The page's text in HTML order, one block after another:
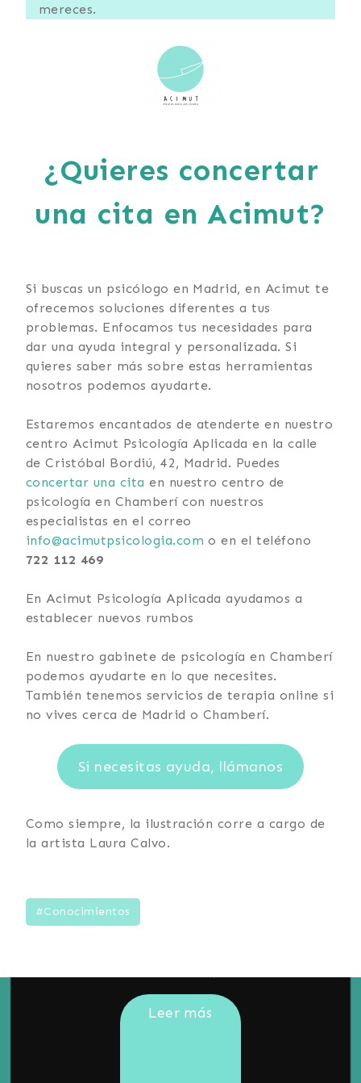
mereces.
¿Quieres concertar
una cita en Acimut?
Si buscas un psicólogo en Madrid, en Acimut te
ofrecemos soluciones diferentes a tus
problemas. Enfocamos tus necesidades para
dar una ayuda integral y personalizada. Si
quieres saber más sobre estas herramientas
nosotros podemos ayudarte.
Estaremos encantados de atenderte en nuestro
centro Acimut Psicología Aplicada en la calle
de Cristóbal Bordiú, 42, Madrid. Puedes
concertar una cita en nuestro centro de
psicología en Chamberí con nuestros
especialistas en el correo
info@acimutpsicologia.com o en el teléfono
722 112 469
En Acimut Psicología Aplicada ayudamos a
establecer nuevos rumbos
En nuestro gabinete de psicología en Chamberí
podemos ayudarte en lo que necesites.
También tenemos servicios de terapia online si
no vives cerca de Madrid o Chamberí.
Si necesitas ayuda, llámanos
Como siempre, la ilustración corre a cargo de
la artista Laura Calvo.
#Conocimientos
Leer más